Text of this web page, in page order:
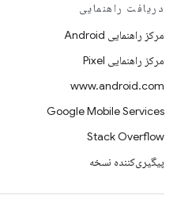
دریافت راهنمایی
مرکز راهنمایی Android
مرکز راهنمایی Pixel
www.android.com
Google Mobile Services
Stack Overflow
پیگیری‌کننده نسخه